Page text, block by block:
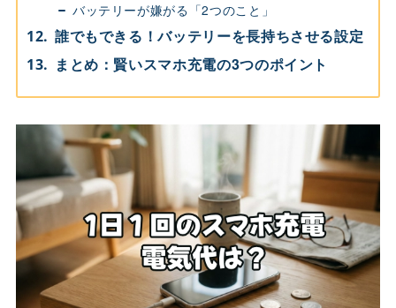
バッテリーが嫌がる「2つのこと」
誰でもできる！バッテリーを長持ちさせる設定
まとめ：賢いスマホ充電の3つのポイント